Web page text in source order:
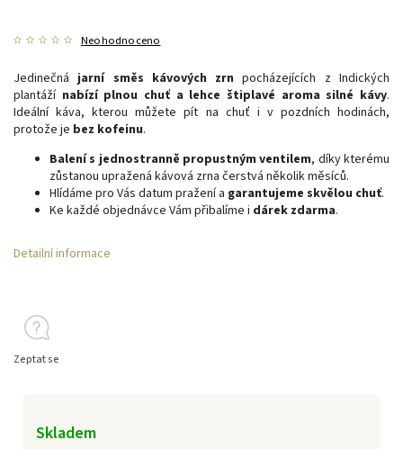
Neohodnoceno
Skladem
Jedinečnájarní směs kávových zrn pocházejících z Indických
plantáží nabízí plnou chuť a lehce štiplavé aroma silné kávy.
Ideální káva, kterou můžete pít na chuť i v pozdních hodinách,
protože je bez kofeinu.
Balení s jednostranně propustným ventilem, díky kterému
zůstanou upražená kávová zrna čerstvá několik měsíců.
Hlídáme pro Vás datum pražení a garantujeme skvělou chuť.
Ke každé objednávce Vám přibalíme i dárek zdarma.
Detailní informace
Zeptat se